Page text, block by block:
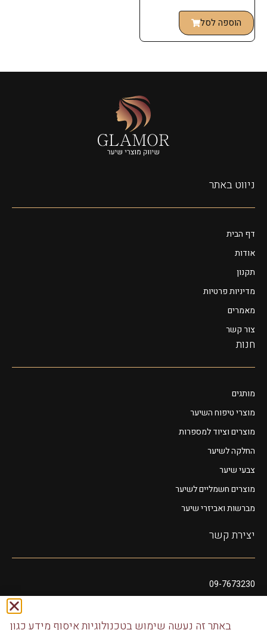
הוספה לסל
ניווט באתר
דף הבית
אודות
תקנון
מדיניות פרטיות
מאמרים
צור קשר
חנות
מותגים
מוצרי טיפוח השיער
מוצרים וציוד למספרות
החלקה לשיער
צבעי שיער
מוצרים חשמליים לשיער
מברשות ואביזרי שיער
יצירת קשר
09-7673230
glamorcosmeticss@gmail.com
באתר זה נעשה שימוש בטכנולוגיות איסוף מידע כגון